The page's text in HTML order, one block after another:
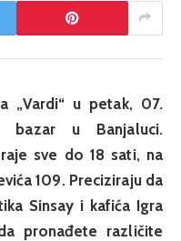
„Vardi“ u petak, 07.
bazar u Banjaluci.
sve do 18 sati, na
109. Preciziraju da
Sinsay i kafića Igra
pronađete različite